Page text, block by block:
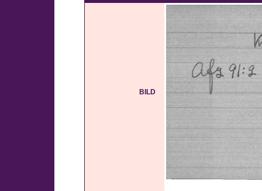
BILD